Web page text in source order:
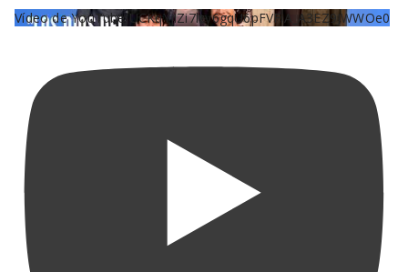
Vídeo de YouTube UCKqYjiZi7lzy6gqU6pFVFiA_A3EZ9JWWOe0